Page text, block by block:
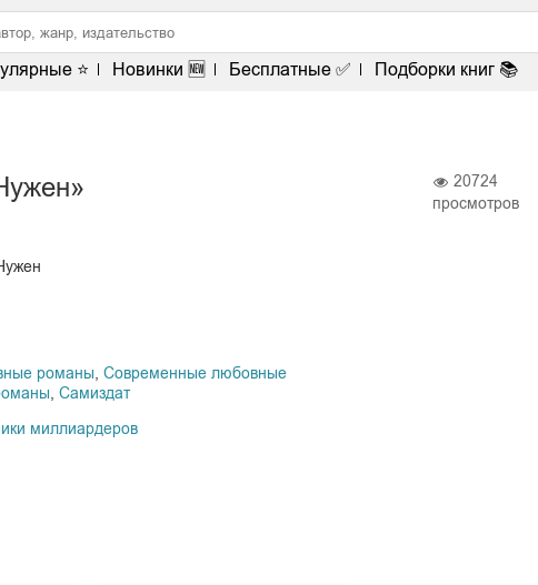
⭐ Новинки 🆕 Бесплатные ✅ Подборки книг 📚
романы Современные любовные
Самиздат
миллиардеров
20724
просмотров